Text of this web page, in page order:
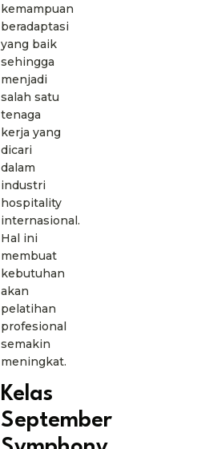
kemampuan
beradaptasi
yang baik
sehingga
menjadi
salah satu
tenaga
kerja yang
dicari
dalam
industri
hospitality
internasional.
Hal ini
membuat
kebutuhan
akan
pelatihan
profesional
semakin
meningkat.
Kelas
September